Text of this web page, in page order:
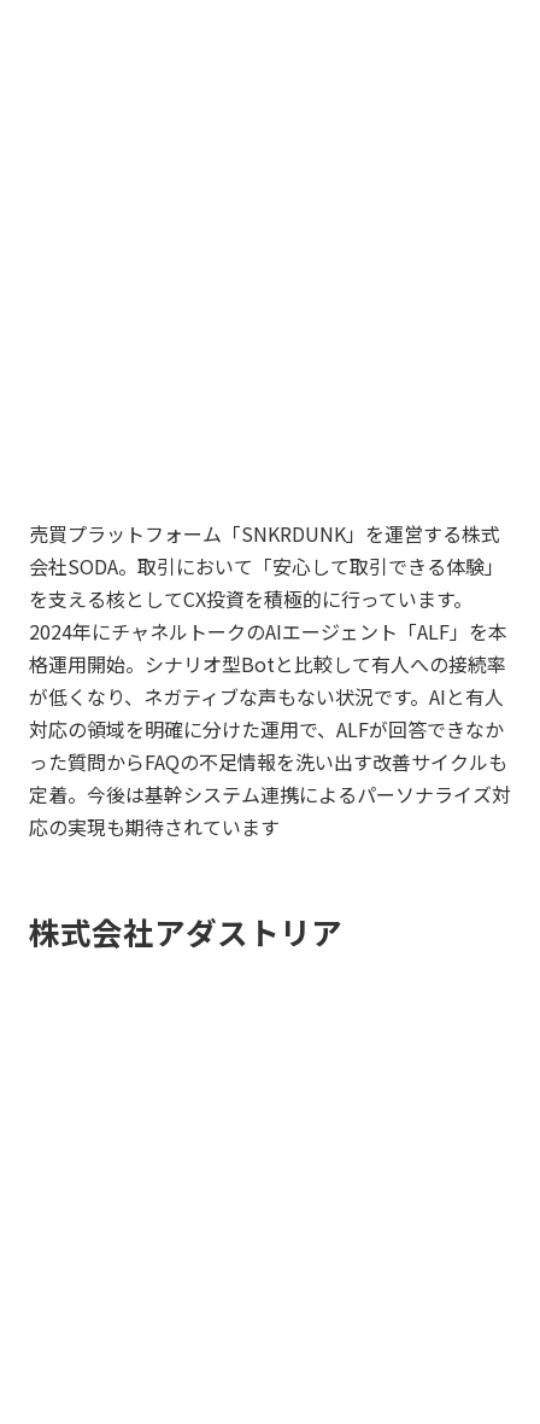
売買プラットフォーム「SNKRDUNK」を運営する株式
会社SODA。取引において「安心して取引できる体験」
を支える核としてCX投資を積極的に行っています。
2024年にチャネルトークのAIエージェント「ALF」を本
格運用開始。シナリオ型Botと比較して有人への接続率
が低くなり、ネガティブな声もない状況です。AIと有人
対応の領域を明確に分けた運用で、ALFが回答できなか
った質問からFAQの不足情報を洗い出す改善サイクルも
定着。今後は基幹システム連携によるパーソナライズ対
応の実現も期待されています
株式会社アダストリア